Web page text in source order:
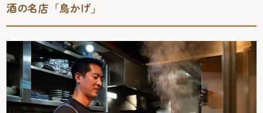
酒の名店「鳥かげ」